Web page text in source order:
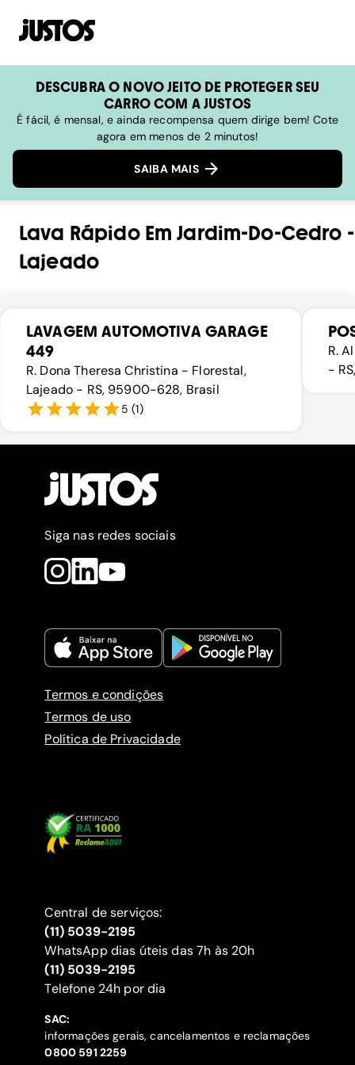
DESCUBRA O NOVO JEITO DE PROTEGER SEU
CARRO COM A JUSTOS
É fácil, é mensal, e ainda recompensa quem dirige bem! Cote
agora em menos de 2 minutos!
SAIBA MAIS
Lava RápidoEmJardim-Do-Cedro -
Lajeado
LAVAGEM AUTOMOTIVA GARAGE
449
R. Dona Theresa Christina - Florestal,
Lajeado - RS, 95900-628, Brasil
5 (1)
R.
-
Siga nas redes sociais
Termos e condições
Termos de uso
Política de Privacidade
Central de serviços:
(11) 5039-2195
WhatsApp dias úteis das 7h às 20h
(11) 5039-2195
‍Telefone 24h por dia
SAC:
informações gerais, cancelamentos e reclamações
‍0800 591 2259